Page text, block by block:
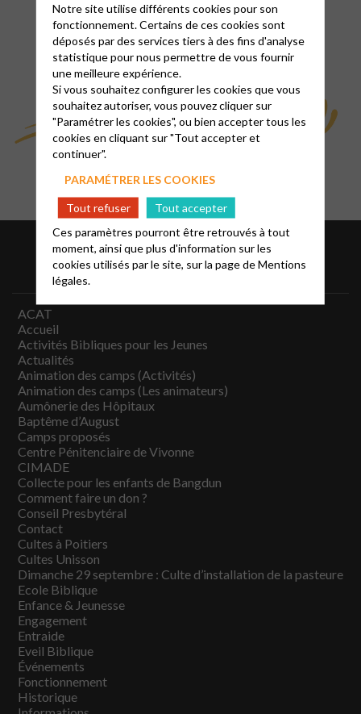
ACAT
Accueil
Activités Bibliques pour les Jeunes
Actualités
Animation des camps (Activités)
Animation des camps (Les animateurs)
Aumônerie des Hôpitaux
Baptême d’August
Camps proposés
Centre Pénitenciaire de Vivonne
CIMADE
Collecte pour les enfants de Bangdun
Comment faire un don ?
Conseil Presbytéral
Contact
Cultes à Poitiers
Cultes Unisson
Dimanche 29 septembre : Culte d’installation de la pasteure
Ecole Biblique
Enfance & Jeunesse
Engagement
Entraide
Eveil Biblique
Événements
Fonctionnement
Historique
Notre site utilise différents cookies pour son
fonctionnement. Certains de ces cookies sont
déposés par des services tiers à des fins d'analyse
statistique pour nous permettre de vous fournir
une meilleure expérience.
Si vous souhaitez configurer les cookies que vous
souhaitez autoriser, vous pouvez cliquer sur
"Paramétrer les cookies", ou bien accepter tous les
cookies en cliquant sur "Tout accepter et
continuer".
PARAMÉTRER LES COOKIES
Tout refuser
Tout accepter
Ces paramètres pourront être retrouvés à tout
moment, ainsi que plus d'information sur les
cookies utilisés par le site, sur la page deMentions
légales.